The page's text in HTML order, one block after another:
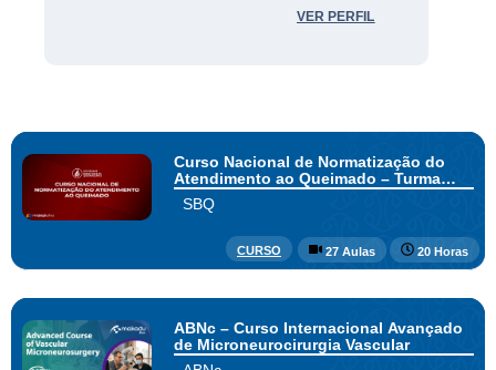
VER PERFIL
Curso Nacional de Normatização do
Atendimento ao Queimado – Turma
Sersim
SBQ
CURSO 27 Aulas 20 Horas
ABNc – Curso Internacional Avançado
de Microneurocirurgia Vascular